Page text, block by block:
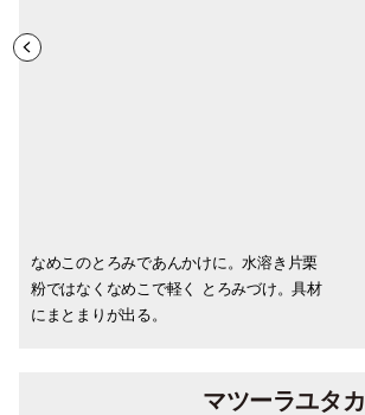
なめこのとろみであんかけに。水溶き片栗
粉ではなくなめこで軽く とろみづけ。具材
にまとまりが出る。
だしはコレ！●やまくにのいりこだし。コク
のある出汁が手早くとれるのでいりこはお
すすめなのだそう。
麺はコレ！●西山ラーメンの生ラーメン。
マツーラユタカ